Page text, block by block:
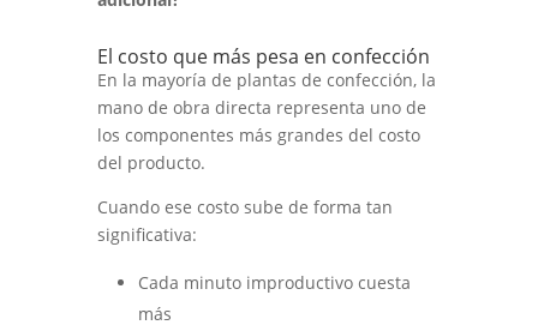
El costo que más pesa en confección
En la mayoría de plantas de confección, la
mano de obra directa representa uno de
los componentes más grandes del costo
del producto.
Cuando ese costo sube de forma tan
significativa:
Cada minuto improductivo cuesta
más